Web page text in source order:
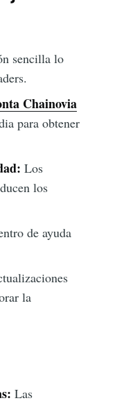
sencilla lo
Chainovia
para obtener
Los
los
de ayuda
la
Las